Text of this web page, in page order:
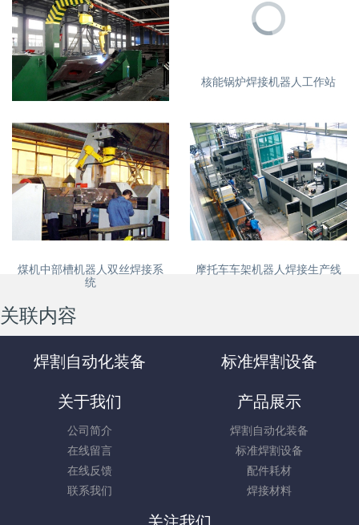
机车枕横梁机器人焊接工作站
核能锅炉焊接机器人工作站
煤机中部槽机器人双丝焊接系
统
摩托车车架机器人焊接生产线
关联内容
焊割自动化装备
标准焊割设备
关于我们
公司简介
在线留言
在线反馈
联系我们
产品展示
焊割自动化装备
标准焊割设备
配件耗材
焊接材料